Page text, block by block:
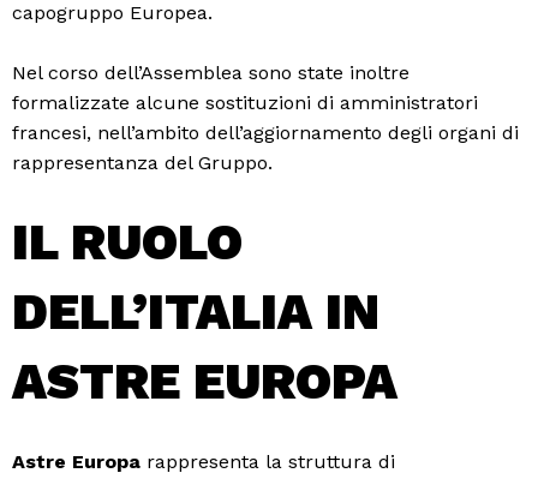
capogruppo Europea.
Nel corso dell’Assemblea sono state inoltre
formalizzate alcune sostituzioni di amministratori
francesi, nell’ambito dell’aggiornamento degli organi di
rappresentanza del Gruppo.
IL RUOLO
DELL’ITALIA IN
ASTRE EUROPA
Astre Europa rappresenta la struttura di